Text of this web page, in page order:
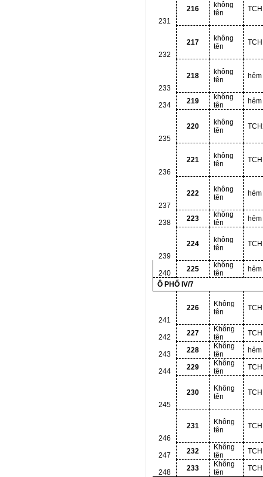
231
216
không
tên
232
217
không
tên
233
218
không
tên
234 219
không
tên
235
220
không
tên
236
221
không
tên
237
222
không
tên
238 223
không
tên
239
224
không
tên
240 225
không
tên
Ô PHỐ IV/7
241
226
Không
tên
242 227
Không
tên
243 228
Không
tên
244 229
Không
tên
245
230
Không
tên
246
231
Không
tên
247 232
Không
tên
248 233
Không
tên